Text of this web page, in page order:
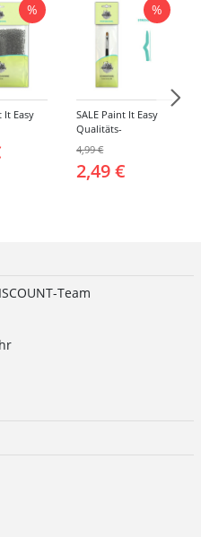
%
It Easy
2
%
SALE Paint It Easy
Qualitäts-
klein, für Gesicht
und Körper
4,99 €
2,49 €
Team